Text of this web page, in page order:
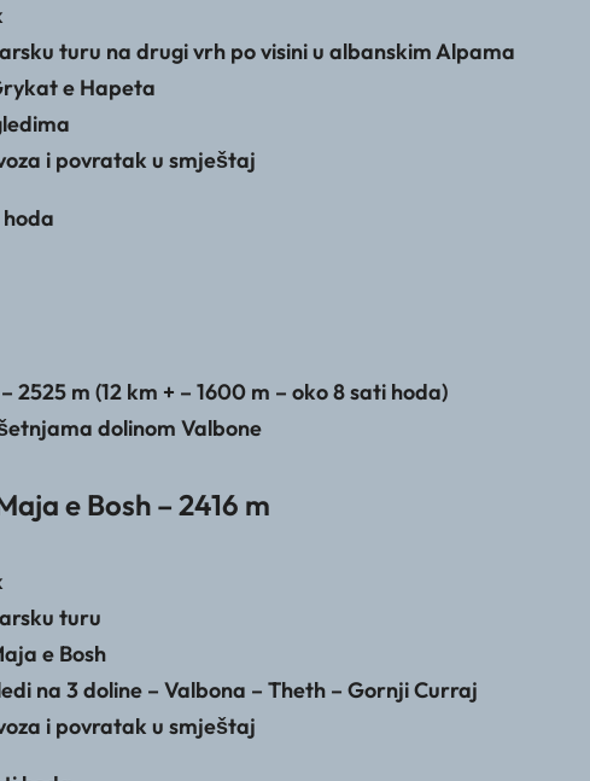
turu na drugi vrh po visini u albanskim Alpama
e Hapeta
i povratak u smještaj
hoda
2525 m (12 km + – 1600 m – oko 8 sati hoda)
dolinom Valbone
e Bosh – 2416 m
turu
e Bosh
na 3 doline – Valbona – Theth – Gornji Curraj
i povratak u smještaj